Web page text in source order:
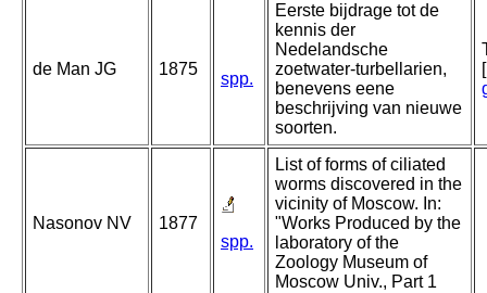
de Man JG 1875
spp.
Eerste bijdrage tot de
kennis der
Nedelandsche
zoetwater-turbellarien,
benevens eene
beschrijving van nieuwe
soorten.
Nasonov NV
1877
spp.
List of forms of ciliated
worms discovered in the
vicinity of Moscow. In:
"Works Produced by the
laboratory of the
Zoology Museum of
Moscow Univ., Part 1